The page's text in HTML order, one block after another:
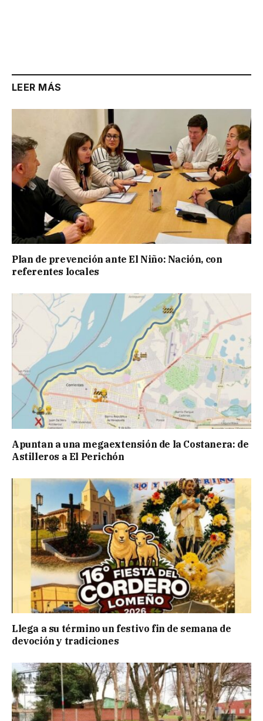
LEER MÁS
Plan de prevención ante El Niño: Nación, con
referentes locales
Apuntan a una megaextensión de la Costanera: de
Astilleros a El Perichón
Llega a su término un festivo fin de semana de
devoción y tradiciones